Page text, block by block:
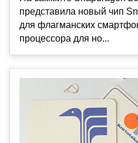
представила новый чип
для флагманских
процессора для но...